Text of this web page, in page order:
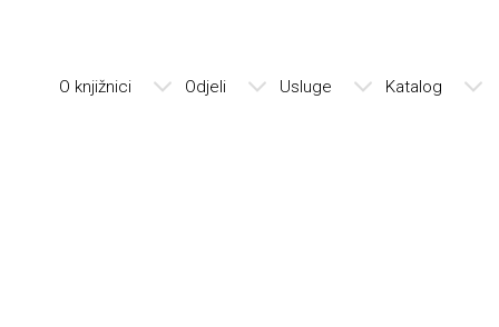
O knjižnici Odjeli Usluge Katalog